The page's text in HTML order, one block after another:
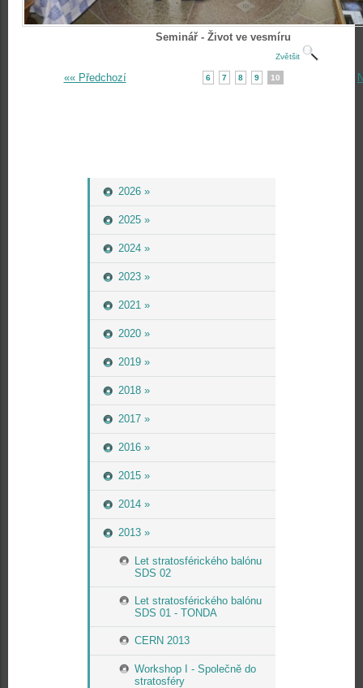
2026 »
2025 »
2024 »
2023 »
2021 »
2020 »
2019 »
2018 »
2017 »
2016 »
2015 »
2014 »
2013 »
Let stratosférického balónu
SDS 02
Let stratosférického balónu
SDS 01 - TONDA
CERN 2013
Workshop I - Společně do
stratosféry
Seminář - Život ve vesmíru
Zvětšit
«« Předchozí 6 7 8 9 10